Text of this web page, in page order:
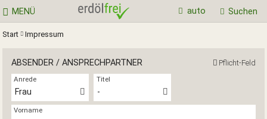
MENÜ Suchen
auto
Start Impressum
Pflicht-Feld
ABSENDER / ANSPRECHPARTNER
Anrede
Frau
Titel
-
Vorname